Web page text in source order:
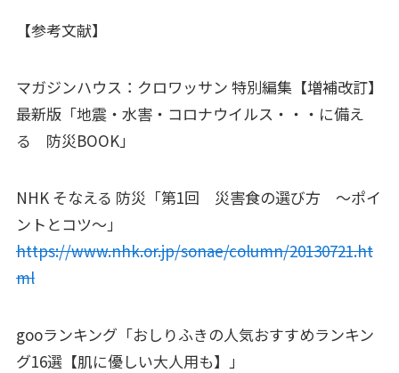
【参考文献】
マガジンハウス：クロワッサン 特別編集【増補改訂】
最新版「地震・水害・コロナウイルス・・・に備え
る 防災BOOK」
NHK そなえる 防災「第1回 災害食の選び方 ～ポイ
ントとコツ～」
https://www.nhk.or.jp/sonae/column/20130721.ht
ml
gooランキング「おしりふきの人気おすすめランキン
グ16選【肌に優しい大人用も】」